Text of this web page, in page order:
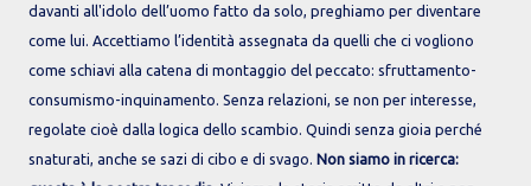
davanti all'idolo dell’uomo fatto da solo, preghiamo per diventare
come lui. Accettiamo l’identità assegnata da quelli che ci vogliono
come schiavi alla catena di montaggio del peccato: sfruttamento-
consumismo-inquinamento. Senza relazioni, se non per interesse,
regolate cioè dalla logica dello scambio. Quindi senza gioia perché
snaturati, anche se sazi di cibo e di svago. Non siamo in ricerca: